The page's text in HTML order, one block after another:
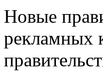
Новые
рекламных